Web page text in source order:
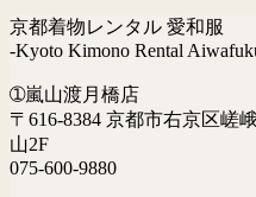
京都着物レンタル 愛和服
-Kyoto Kimono Rental
➀嵐山渡月橋店
〒616-8384 京都市右京区嵯
山2F
075-600-9880